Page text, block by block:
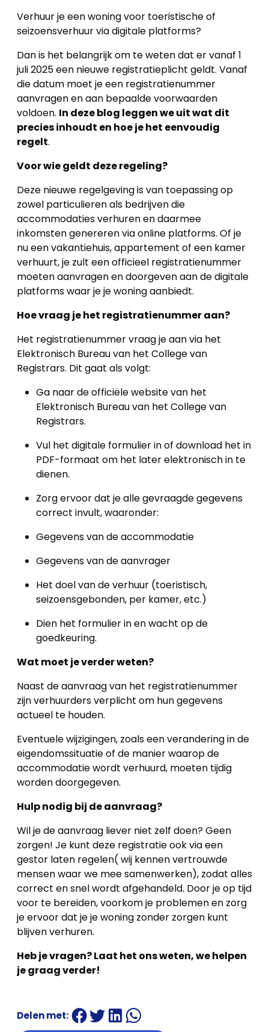
Verhuur je een woning voor toeristische of
seizoensverhuur via digitale platforms?
Dan is het belangrijk om te weten dat er vanaf 1
juli 2025 een nieuwe registratieplicht geldt. Vanaf
die datum moet je een registratienummer
aanvragen en aan bepaalde voorwaarden
voldoen. In deze blog leggen we uit wat dit
precies inhoudt en hoe je het eenvoudig
regelt.
Voor wie geldt deze regeling?
Deze nieuwe regelgeving is van toepassing op
zowel particulieren als bedrijven die
accommodaties verhuren en daarmee
inkomsten genereren via online platforms. Of je
nu een vakantiehuis, appartement of een kamer
verhuurt, je zult een officieel registratienummer
moeten aanvragen en doorgeven aan de digitale
platforms waar je je woning aanbiedt.
Hoe vraag je het registratienummer aan?
Het registratienummer vraag je aan via het
Elektronisch Bureau van het College van
Registrars. Dit gaat als volgt:
Ga naar de officiële website van het
Elektronisch Bureau van het College van
Registrars.
Vul het digitale formulier in of download het in
PDF-formaat om het later elektronisch in te
dienen.
Zorg ervoor dat je alle gevraagde gegevens
correct invult, waaronder:
Gegevens van de accommodatie
Gegevens van de aanvrager
Het doel van de verhuur (toeristisch,
seizoensgebonden, per kamer, etc.)
Dien het formulier in en wacht op de
goedkeuring.
Wat moet je verder weten?
Naast de aanvraag van het registratienummer
zijn verhuurders verplicht om hun gegevens
actueel te houden.
Eventuele wijzigingen, zoals een verandering in de
eigendomssituatie of de manier waarop de
accommodatie wordt verhuurd, moeten tijdig
worden doorgegeven.
Hulp nodig bij de aanvraag?
Wil je de aanvraag liever niet zelf doen? Geen
zorgen! Je kunt deze registratie ook via een
gestor laten regelen( wij kennen vertrouwde
mensen waar we mee samenwerken), zodat alles
correct en snel wordt afgehandeld. Door je op tijd
voor te bereiden, voorkom je problemen en zorg
je ervoor dat je je woning zonder zorgen kunt
blijven verhuren.
Heb je vragen? Laat het ons weten, we helpen
je graag verder!
Delen met: